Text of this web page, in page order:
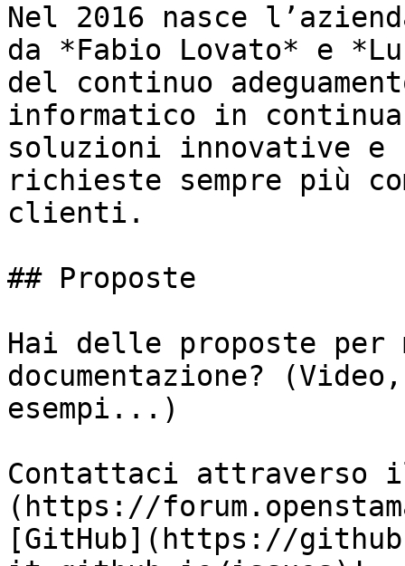
Nel 2016 nasce
da *Fabio Lovato* e
del continuo
informatico in
soluzioni innovative
richieste sempre più
clienti.
## Proposte
Hai delle proposte per
documentazione?
esempi...)
Contattaci
(https://
[GitHub](https://